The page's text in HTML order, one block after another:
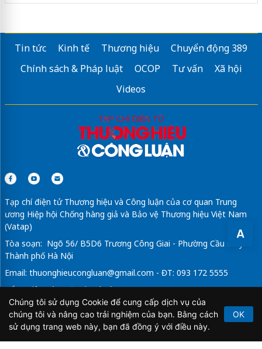
A
Tin tức Kinh tế Thương hiệu
Chuyển động 389
Chính sách & Pháp luật
OCOP Tư vấn
Xã hội
Videos
Tạp chí điện tử Thương hiệu và Công luận của cơ quan Trung
ương Hiệp hội Chống hàng giả và Bảo vệ Thương hiệu Việt Nam
(Vatap)
Tòa soạn: Ngõ 56/ B5D6 Trương Công Giai - Phường Cầu Giấy -
Thành phố Hà Nội
Email: thuonghieucongluan@gmail.com - ĐT: 093 172 5555
Tổng Biên Tập: Vũ Đức Thuận
Giấy phép hoạt động báo chí điện tử số 64/GP-BTTTT do Bộ
Thông tin và Truyền thông cấp ngày 21/2/2020.
Chúng tôi sử dụng Cookie để cung cấp dịch vụ của
chúng tôi và nâng cao trải nghiệm của bạn. Bằng cách
sử dụng trang web này, bạn đã đồng ý với điều này.
OK